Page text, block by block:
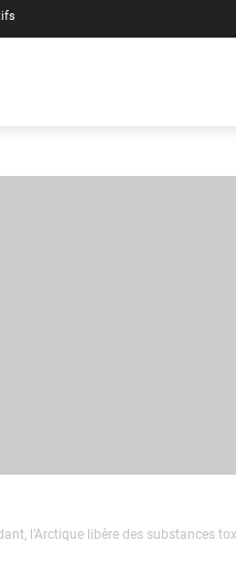
l’Arctique libère des substances